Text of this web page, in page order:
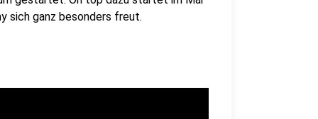
sich ganz besonders freut.